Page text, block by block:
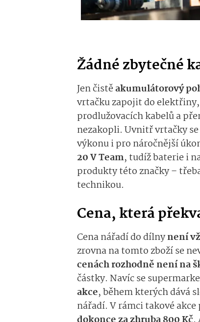
Žádné zbytečné
Jen čistěakumulátorový
vrtačku zapojit do
prodlužovacích kabelů a
nezakopli. Uvnitř vrtačky
výkonu i pro náročnější
20 V Team, tudíž baterie i
produkty této značky –
technikou.
Cena, která
Cena nářadí do dílnynení
zrovna na tomto zboží se
cenách rozhodně není na
částky. Navíc se
akce, během kterých dává
nářadí. V rámci takové